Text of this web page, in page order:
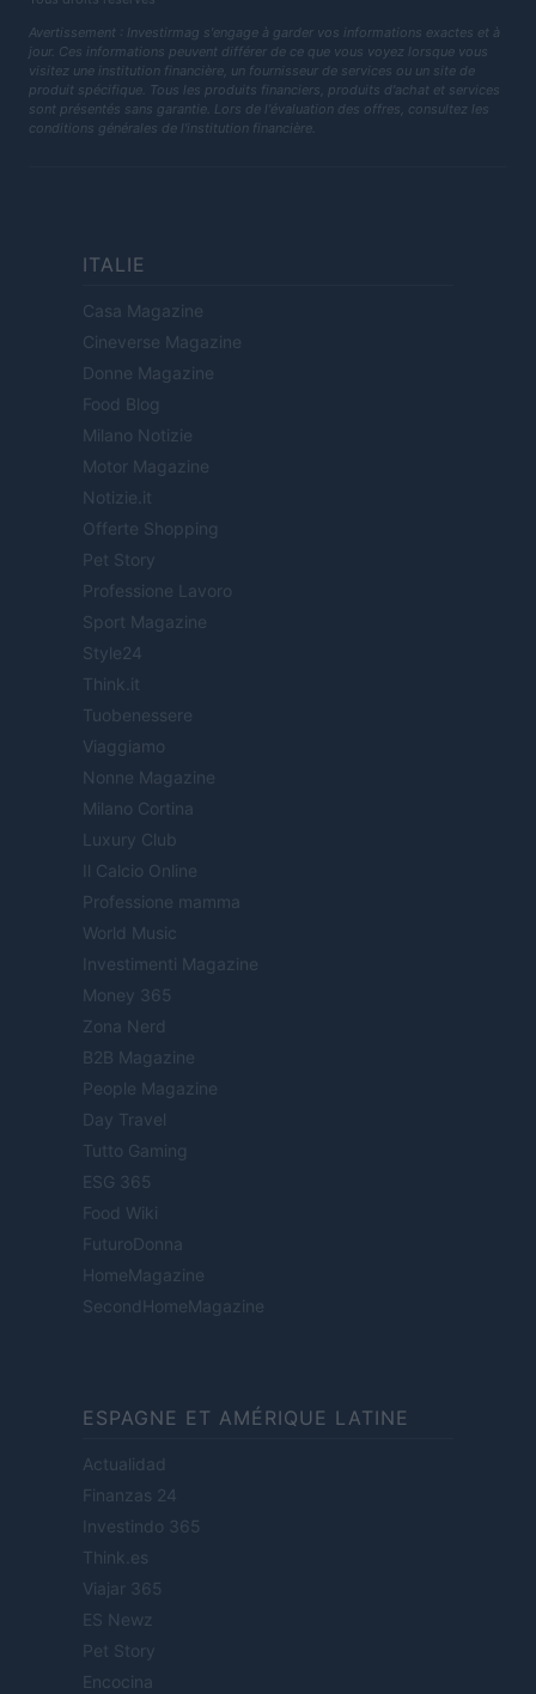
Avertissement : Investirmag s'engage à garder vos informations exactes et à
jour. Ces informations peuvent différer de ce que vous voyez lorsque vous
visitez une institution financière, un fournisseur de services ou un site de
produit spécifique. Tous les produits financiers, produits d'achat et services
sont présentés sans garantie. Lors de l'évaluation des offres, consultez les
conditions générales de l'institution financière.
ITALIE
Casa Magazine
Cineverse Magazine
Donne Magazine
Food Blog
Milano Notizie
Motor Magazine
Notizie.it
Offerte Shopping
Pet Story
Professione Lavoro
Sport Magazine
Style24
Think.it
Tuobenessere
Viaggiamo
Nonne Magazine
Milano Cortina
Luxury Club
Il Calcio Online
Professione mamma
World Music
Investimenti Magazine
Money 365
Zona Nerd
B2B Magazine
People Magazine
Day Travel
Tutto Gaming
ESG 365
Food Wiki
FuturoDonna
HomeMagazine
SecondHomeMagazine
ESPAGNE ET AMÉRIQUE LATINE
Actualidad
Finanzas 24
Investindo 365
Think.es
Viajar 365
ES Newz
Pet Story
Encocina